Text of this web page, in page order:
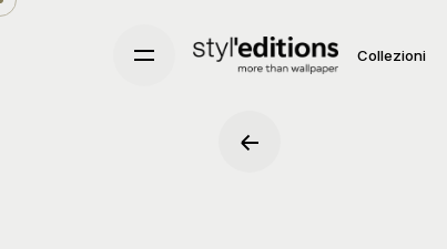
Skip
Collezioni